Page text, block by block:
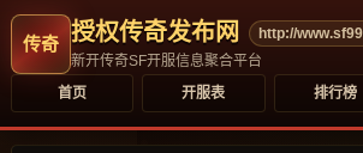
授权传奇发布网
http://
新开传奇SF开服信息聚合平台
首页
开服表 排行榜